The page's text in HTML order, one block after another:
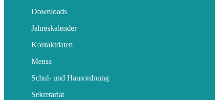
Downloads
Jahreskalender
Kontaktdaten
Mensa
Schul- und Hausordnung
Sekretariat